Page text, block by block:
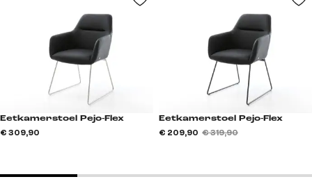
Eetkamerstoel Pejo-Flex
€ 309,90
Eetkamerstoel Pejo-Flex
€ 209,90 € 319,90